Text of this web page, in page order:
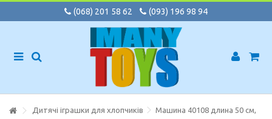
(068) 201 58 62 (093) 196 98 94
Дитячі іграшки для хлопчиків
Машина 40108 длина 50 см,